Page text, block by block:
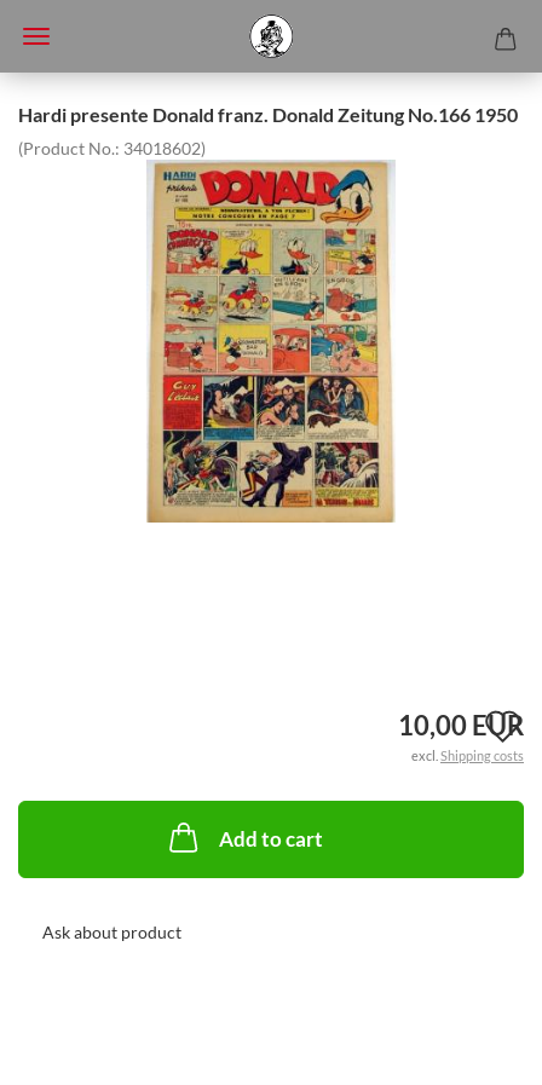
Hardi presente Donald franz. Donald Zeitung No.166 1950
(Product No.: 34018602)
10,00 EUR
excl. Shipping costs
Add to cart
Ask about product